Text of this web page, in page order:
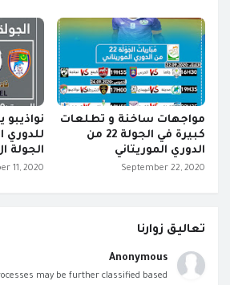
مواجهات ساخنة و تطلعات
كبيرة في الجولة 22 من
الدوري الموريتاني
September 22, 2020
نواذيبو
للدوري
الجولة ال
11, 2020
تعاليق زوارنا
Anonymous
may be further classified based ...